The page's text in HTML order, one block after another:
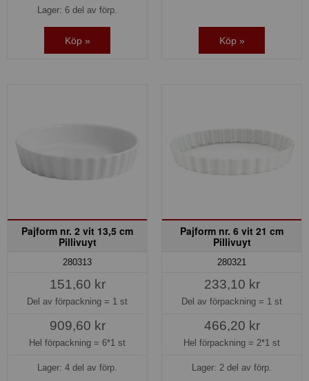
Lager: 6 del av förp.
Köp » Köp »
Pajform nr. 2 vit 13,5 cm
Pillivuyt
280313
151,60 kr
Del av förpackning = 1 st
909,60 kr
Hel förpackning = 6*1 st
Lager: 4 del av förp.
Pajform nr. 6 vit 21 cm
Pillivuyt
280321
233,10 kr
Del av förpackning = 1 st
466,20 kr
Hel förpackning = 2*1 st
Lager: 2 del av förp.